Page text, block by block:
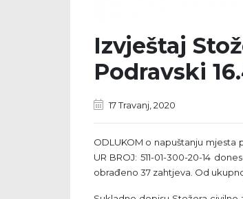
Izvještaj
Podravski
17 Travanj, 2020
ODLUKOM o napuštanju mjesta
UR BROJ: 511-01-300-20-14
obrađeno 37 zahtjeva. Od